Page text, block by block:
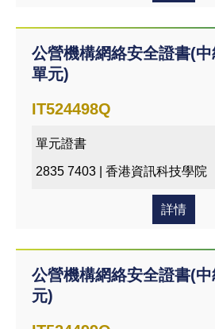
公營機構網絡安全證書(
單元)
IT524498Q
單元證書
2835 7403 | 香港資訊科技學院
詳情
公營機構網絡安全證書(
元)